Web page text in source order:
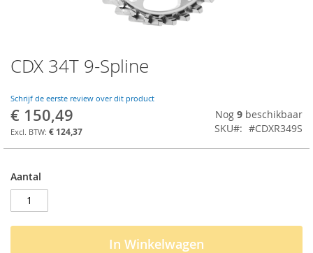
CDX 34T 9-Spline
Schrijf de eerste review over dit product
€ 150,49
€ 124,37
Nog 9 beschikbaar
SKU
#CDXR349S
Aantal
In Winkelwagen
Ga
naar
begin
van
de
afbeeldingen-